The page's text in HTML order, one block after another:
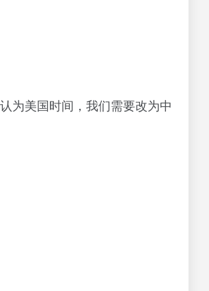
为美国时间，我们需要改为中